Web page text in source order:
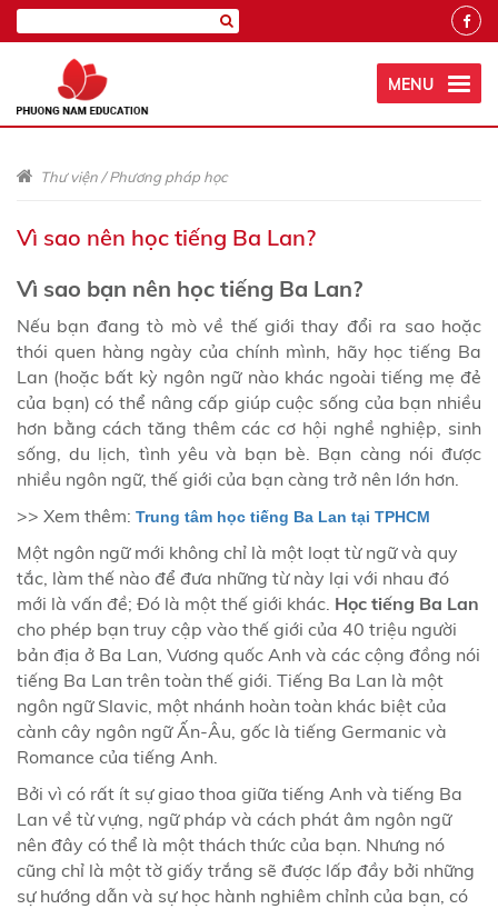
MENU
Thư viện/Phương pháp học
Vì sao nên học tiếng Ba Lan?
Vì sao bạn nên học tiếng Ba Lan?
Nếu bạn đang tò mò về thế giới thay đổi ra sao hoặc
thói quen hàng ngày của chính mình, hãy học tiếng Ba
Lan (hoặc bất kỳ ngôn ngữ nào khác ngoài tiếng mẹ đẻ
của bạn) có thể nâng cấp giúp cuộc sống của bạn nhiều
hơn bằng cách tăng thêm các cơ hội nghề nghiệp, sinh
sống, du lịch, tình yêu và bạn bè. Bạn càng nói được
nhiều ngôn ngữ, thế giới của bạn càng trở nên lớn hơn.
>> Xem thêm: Trung tâm học tiếng Ba Lan tại TPHCM
Một ngôn ngữ mới không chỉ là một loạt từ ngữ và quy
tắc, làm thế nào để đưa những từ này lại với nhau đó
mới là vấn đề; Đó là một thế giới khác. Học tiếng Ba Lan
cho phép bạn truy cập vào thế giới của 40 triệu người
bản địa ở Ba Lan, Vương quốc Anh và các cộng đồng nói
tiếng Ba Lan trên toàn thế giới. Tiếng Ba Lan là một
ngôn ngữ Slavic, một nhánh hoàn toàn khác biệt của
cành cây ngôn ngữ Ấn-Âu, gốc là tiếng Germanic và
Romance của tiếng Anh.
Bởi vì có rất ít sự giao thoa giữa tiếng Anh và tiếng Ba
Lan về từ vựng, ngữ pháp và cách phát âm ngôn ngữ
nên đây có thể là một thách thức của bạn. Nhưng nó
cũng chỉ là một tờ giấy trắng sẽ được lấp đầy bởi những
sự hướng dẫn và sự học hành nghiêm chỉnh của bạn, có